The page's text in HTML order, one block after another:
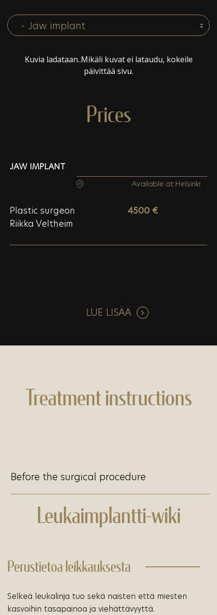
Kuvia ladataan..Mikäli kuvat ei lataudu, kokeile
päivittää sivu.
Prices
JAW IMPLANT
Available at:Helsinki
Plastic surgeon
Riikka Veltheim
4500 €
LUE LISÄÄ
Treatment instructions
Before the surgical procedure
Leukaimplantti-wiki
Perustietoa leikkauksesta
Selkeä leukalinja tuo sekä naisten että miesten
kasvoihin tasapainoa ja viehättävyyttä.